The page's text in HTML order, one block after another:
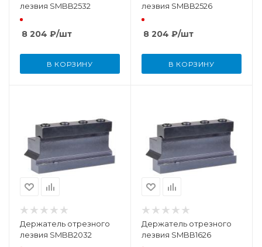
лезвия SMBB2532
8 204 ₽/шт
В КОРЗИНУ
лезвия SMBB2526
8 204 ₽/шт
В КОРЗИНУ
Держатель отрезного
лезвия SMBB2032
Держатель отрезного
лезвия SMBB1626